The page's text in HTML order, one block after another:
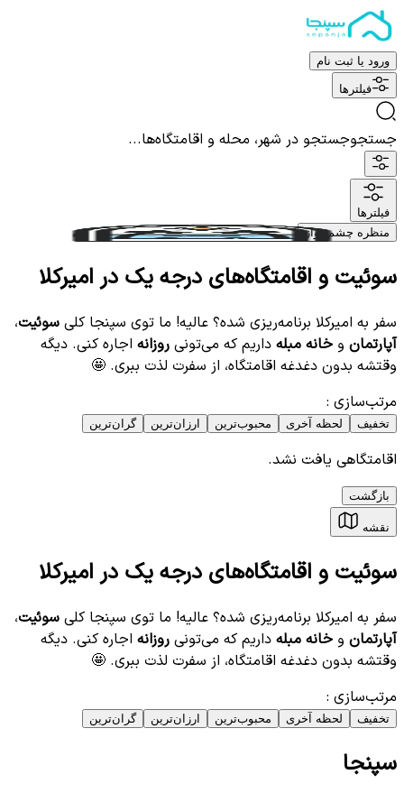
ورود یا ثبت نام
فیلترها
جستجوجستجو در شهر، محله و اقامتگاه‌ها...
فیلترها
منظره چشم نواز
سوئیت‌ و اقامتگاه‌های درجه یک در امیرکلا
سفر به امیرکلا برنامه‌ریزی شده؟ عالیه! ما توی سپنجا کلی سوئیت،
آپارتمان و خانه مبله داریم که می‌تونی روزانه اجاره کنی. دیگه
وقتشه بدون دغدغه اقامتگاه، از سفرت لذت ببری. 🤩
مرتب‌سازی :
تخفیف لحظه آخری محبوب‌ترین ارزان‌ترین گران‌ترین
اقامتگاهی یافت نشد.
بازگشت
نقشه
سوئیت‌ و اقامتگاه‌های درجه یک در امیرکلا
سفر به امیرکلا برنامه‌ریزی شده؟ عالیه! ما توی سپنجا کلی سوئیت،
آپارتمان و خانه مبله داریم که می‌تونی روزانه اجاره کنی. دیگه
وقتشه بدون دغدغه اقامتگاه، از سفرت لذت ببری. 🤩
مرتب‌سازی :
تخفیف لحظه آخری محبوب‌ترین ارزان‌ترین گران‌ترین
سپنجا